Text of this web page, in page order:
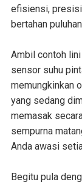
efisiensi,
bertahan
Ambil contoh lini
sensor suhu
memungkinkan
yang sedang
memasak
sempurna
Anda awasi
Begitu pula